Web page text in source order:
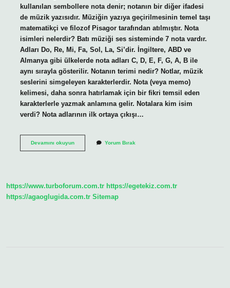
kullanılan sembollere nota denir; notanın bir diğer ifadesi
de müzik yazısıdır. Müziğin yazıya geçirilmesinin temel taşı
matematikçi ve filozof Pisagor tarafından atılmıştır. Nota
isimleri nelerdir? Batı müziği ses sisteminde 7 nota vardır.
Adları Do, Re, Mi, Fa, Sol, La, Si’dir. İngiltere, ABD ve
Almanya gibi ülkelerde nota adları C, D, E, F, G, A, B ile
aynı sırayla gösterilir. Notanın terimi nedir? Notlar, müzik
seslerini simgeleyen karakterlerdir. Nota (veya memo)
kelimesi, daha sonra hatırlamak için bir fikri temsil eden
karakterlerle yazmak anlamına gelir. Notalara kim isim
verdi? Nota adlarının ilk ortaya çıkışı…
Devamını okuyunBir
Yorum Bırak
https://www.turboforum.com.tr https://egetekiz.com.tr
https://agaoglugida.com.tr Sitemap